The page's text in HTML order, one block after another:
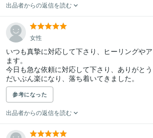
出品者からの返信を読む
女性
いつも真摯に対応して下さり、ヒーリングや
ます。
今日も急な依頼に対応して下さり、ありがとう
だいぶん楽になり、落ち着いてきました。
参考になった
出品者からの返信を読む